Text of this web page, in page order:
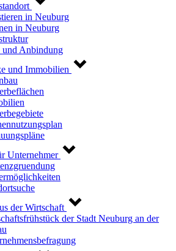
in Neuburg
in Neuburg
und Anbindung
und Immobilien
Unternehmer
der Wirtschaft
der Stadt Neuburg an der